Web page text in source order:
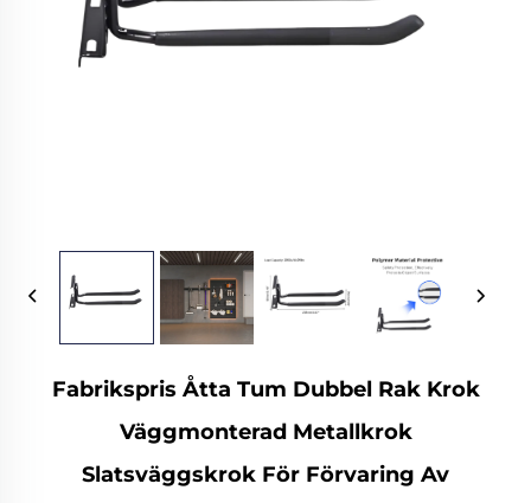
Fabrikspris Åtta Tum Dubbel Rak Krok
Väggmonterad Metallkrok
Slatsväggskrok För Förvaring Av